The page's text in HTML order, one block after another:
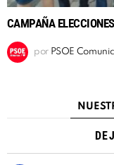
CAMPAÑA
por PSOE